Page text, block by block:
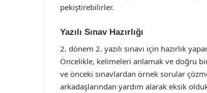
pekiştirebilirler.
Yazılı Sınav Hazırlığı
2. dönem 2. yazılı sınavı için hazırlık
Öncelikle, kelimeleri anlamak ve doğru
ve önceki sınavlardan örnek sorular
arkadaşlarından yardım alarak eksik